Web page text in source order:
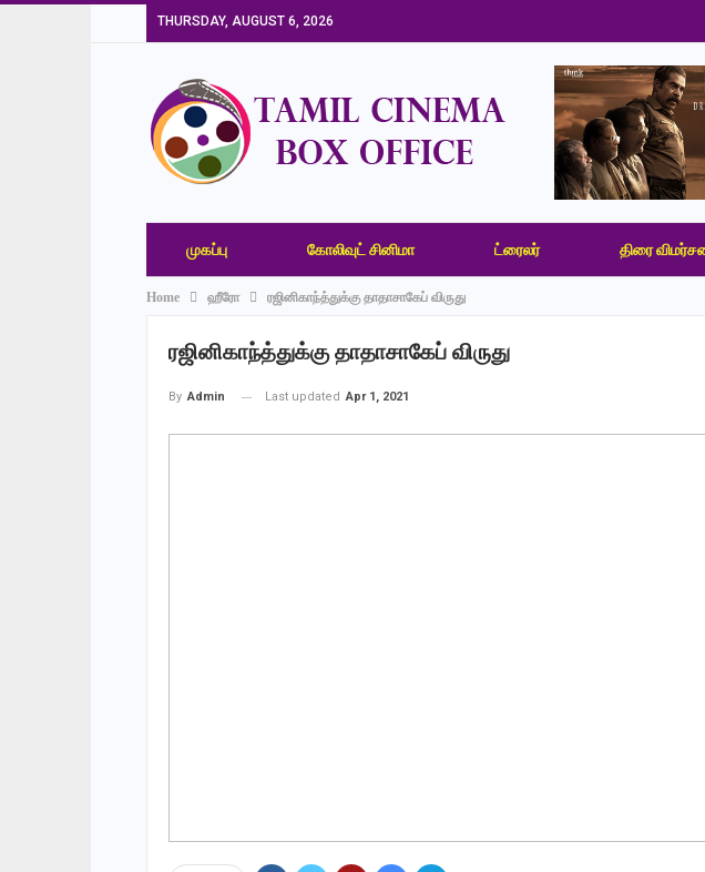
THURSDAY, AUGUST 6, 2026
முகப்பு கோலிவுட் சினிமா ட்ரைலர் திரை
Home ஹீரோ ரஜினிகாந்த்துக்கு தாதாசாகேப் விருது
ரஜினிகாந்த்துக்கு தாதாசாகேப் விருது
By Admin Last updated Apr 1, 2021